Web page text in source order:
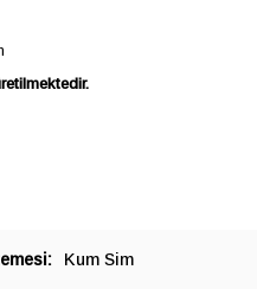
Kum Sim